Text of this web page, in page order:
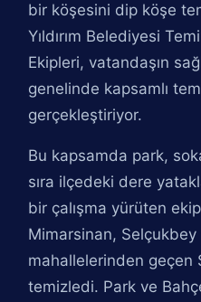
bir köşesini dip köşe
Yıldırım Belediyesi
Ekipleri, vatandaşın
genelinde kapsamlı
gerçekleştiriyor.
Bu kapsamda park,
sıra ilçedeki dere
bir çalışma yürüten
Mimarsinan,
mahallelerinden geçen
temizledi. Park ve